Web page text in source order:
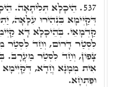
537. הֵיכָלָא תְּלִיתָאָה.
דְּקַיְּימָא בִּנְהִירוּ עִלָּאָה,
קַדְמָאֵי. בְּהֵיכָלָא דָּא
לִסְטַר דָּרוֹם, וְחַד לִסְטַר
צָפוֹן, וְחַד לִסְטַר מַעֲרָב.
אִית מְמָנָא חֲדָא,
וּפִתְחָא.